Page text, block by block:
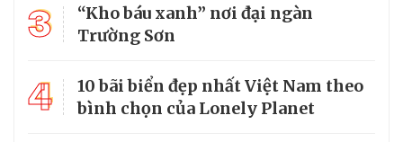
3
“Kho báu xanh” nơi đại ngàn
Trường Sơn
4
10 bãi biển đẹp nhất Việt Nam theo
bình chọn của Lonely Planet